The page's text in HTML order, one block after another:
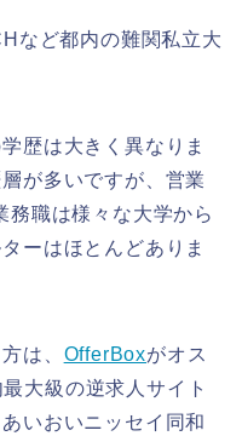
など都内の難関私立大
歴は大きく異なりま
が多いですが、営業
務職は様々な大学から
ーはほとんどありま
は、 OfferBoxがオス
大級の逆求人サイト
いおいニッセイ同和